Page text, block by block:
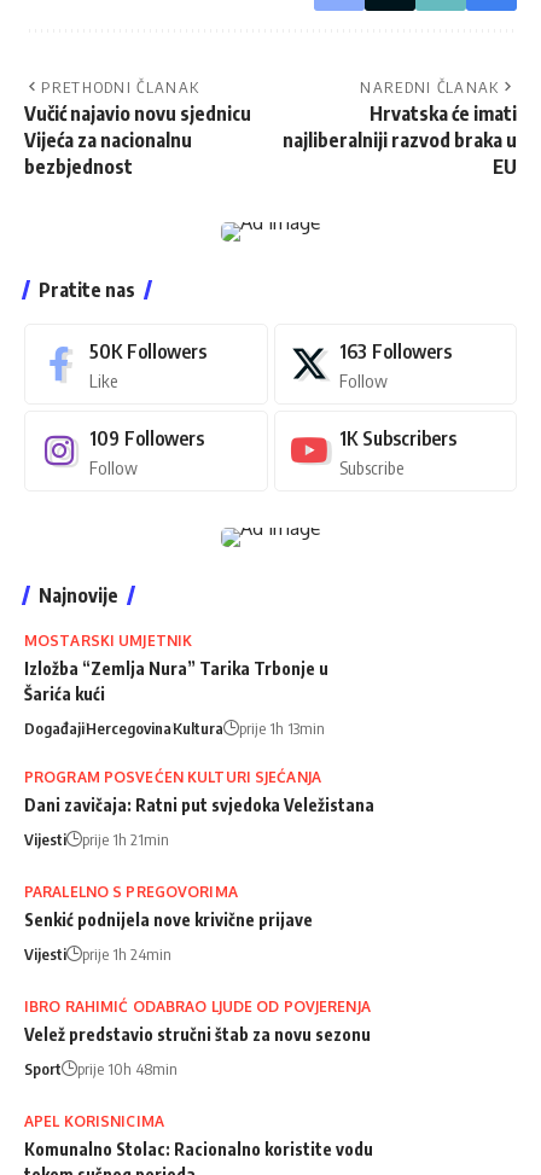
PRETHODNI ČLANAK
Vučić najavio novu sjednicu
Vijeća za nacionalnu
bezbjednost
NAREDNI ČLANAK
Hrvatska će imati
najliberalniji razvod braka u
EU
Pratite nas
50K Followers
Like
163 Followers
Follow
109 Followers
Follow
1K Subscribers
Subscribe
Najnovije
MOSTARSKI UMJETNIK
Izložba “Zemlja Nura” Tarika Trbonje u
Šarića kući
DogađajiHercegovinaKultura prije 1h 13min
PROGRAM POSVEĆEN KULTURI SJEĆANJA
Dani zavičaja: Ratni put svjedoka Veležistana
Vijesti prije 1h 21min
PARALELNO S PREGOVORIMA
Senkić podnijela nove krivične prijave
Vijesti prije 1h 24min
IBRO RAHIMIĆ ODABRAO LJUDE OD POVJERENJA
Velež predstavio stručni štab za novu sezonu
Sport prije 10h 48min
APEL KORISNICIMA
Komunalno Stolac: Racionalno koristite vodu